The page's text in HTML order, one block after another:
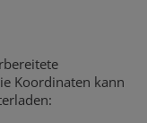
Koordinaten kann